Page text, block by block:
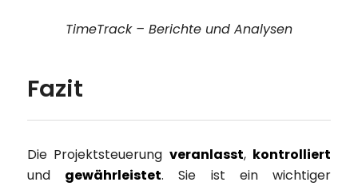
TimeTrack – Berichte und Analysen
Fazit
Die Projektsteuerung veranlasst, kontrolliert
und gewährleistet. Sie ist ein wichtiger